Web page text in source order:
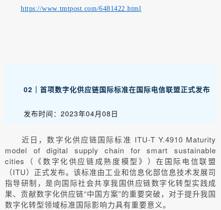
https://www.tmtpost.com/6481422.html
02｜首项数字化供应链国际标准在国际电信联盟正式发布
发布时间：2023年04月08日
近日，数字化供应链国际标准 ITU-T Y.4910 Maturity
model of digital supply chain for smart sustainable
cities（《数字化供应链成熟度模型》）在国际电信联盟
（ITU）正式发布。该标准由工业和信息化部信息技术发展司
指导研制，是向国际社会共享我国供应链数字化转型实践成
果、贡献数字化供应链“中国方案”的重要突破，对于提升我国
数字化转型领域标准国际影响力具有重要意义。